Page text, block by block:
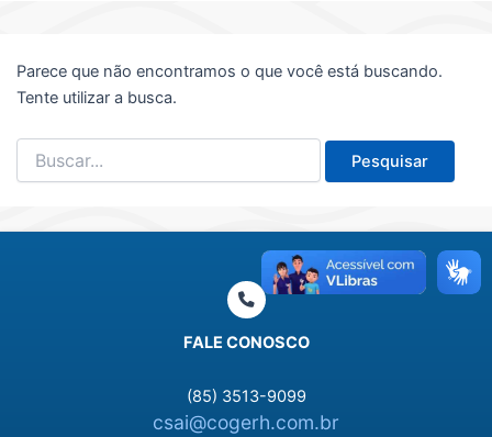
Parece que não encontramos o que você está buscando.
Tente utilizar a busca.
Pesquisar
por:
FALE CONOSCO
(85) 3513-9099
csai@cogerh.com.br